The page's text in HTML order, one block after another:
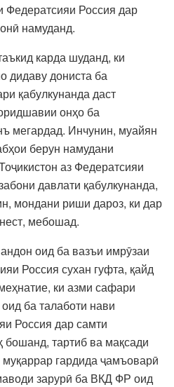
Федератсияи Россия дар
намуданд.
карда шуданд, ки
дидаву дониста ба
қабулкунанда даст
онҳо ба
мегардад. Инчунин, муайян
берун намудани
аз Федератсияи
давлати қабулкунанда,
мондани риши дароз, ки дар
мебошад.
оид ба вазъи имрӯзаи
Россия сухан гуфта, қайд
ки азми сафари
ба талаботи нави
Россия дар самти
бошанд, тартиб ва мақсади
гардида ҷамъоварӣ
зарурӣ ба ВКД ФР оид